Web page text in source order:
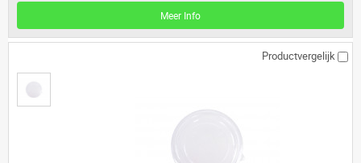
Meer Info
Productvergelijk